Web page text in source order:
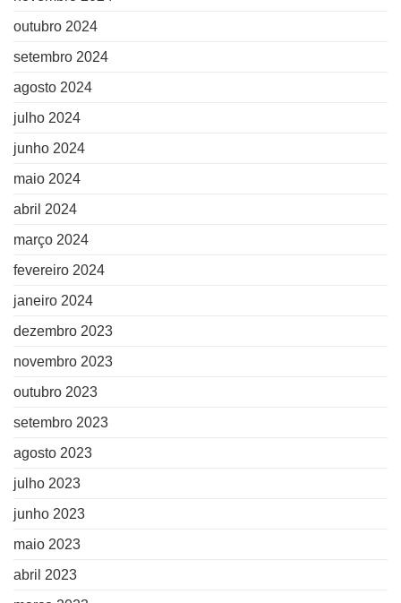
outubro 2024
setembro 2024
agosto 2024
julho 2024
junho 2024
maio 2024
abril 2024
março 2024
fevereiro 2024
janeiro 2024
dezembro 2023
novembro 2023
outubro 2023
setembro 2023
agosto 2023
julho 2023
junho 2023
maio 2023
abril 2023